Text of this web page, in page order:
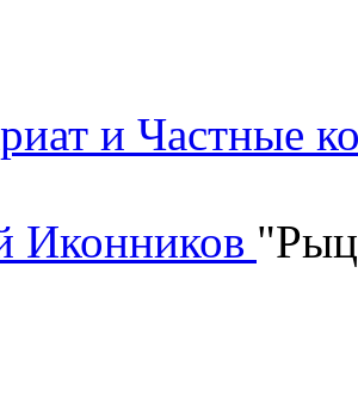
и Частные
Иконников